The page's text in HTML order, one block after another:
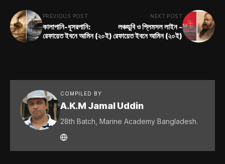
PREVIOUS POST
কালাপানি-ধূসরপানি:
রেফায়েত ইবনে আমিন (২০ই)
NEXT POST
লঞ্চডুবি ও প্লিমসল লাইন -
রেফায়েত ইবনে আমিন (২০ই)
COMPILED BY
A.K.M Jamal Uddin
28th Batch, Marine Academy Bangladesh.